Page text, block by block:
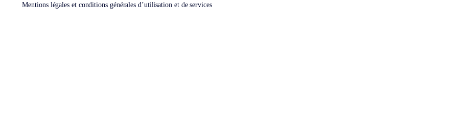
Mentions légales et conditions générales d’utilisation et de services